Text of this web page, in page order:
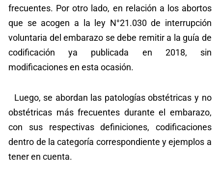
frecuentes. Por otro lado, en relación a los abortos
que se acogen a la ley N°21.030 de interrupción
voluntaria del embarazo se debe remitir a la guía de
codificación ya publicada en 2018, sin
modificaciones en esta ocasión.
Luego, se abordan las patologías obstétricas y no
obstétricas más frecuentes durante el embarazo,
con sus respectivas definiciones, codificaciones
dentro de la categoría correspondiente y ejemplos a
tener en cuenta.